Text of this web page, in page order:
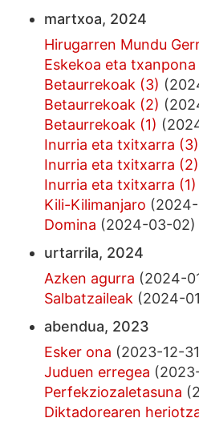
martxoa, 2024
Hirugarren Mundu
Eskekoa eta txanpona
Betaurrekoak (3)
Betaurrekoak (2)
Betaurrekoak (1)
Inurria eta txitxarra (3)
Inurria eta txitxarra (2)
Inurria eta txitxarra (1)
Kili-Kilimanjaro
Domina (2024-03-02)
urtarrila, 2024
Azken agurra (2024-
Salbatzaileak (2024-
abendua, 2023
Esker ona (2023-12-
Juduen erregea
Perfekziozaletasuna
Diktadorearen